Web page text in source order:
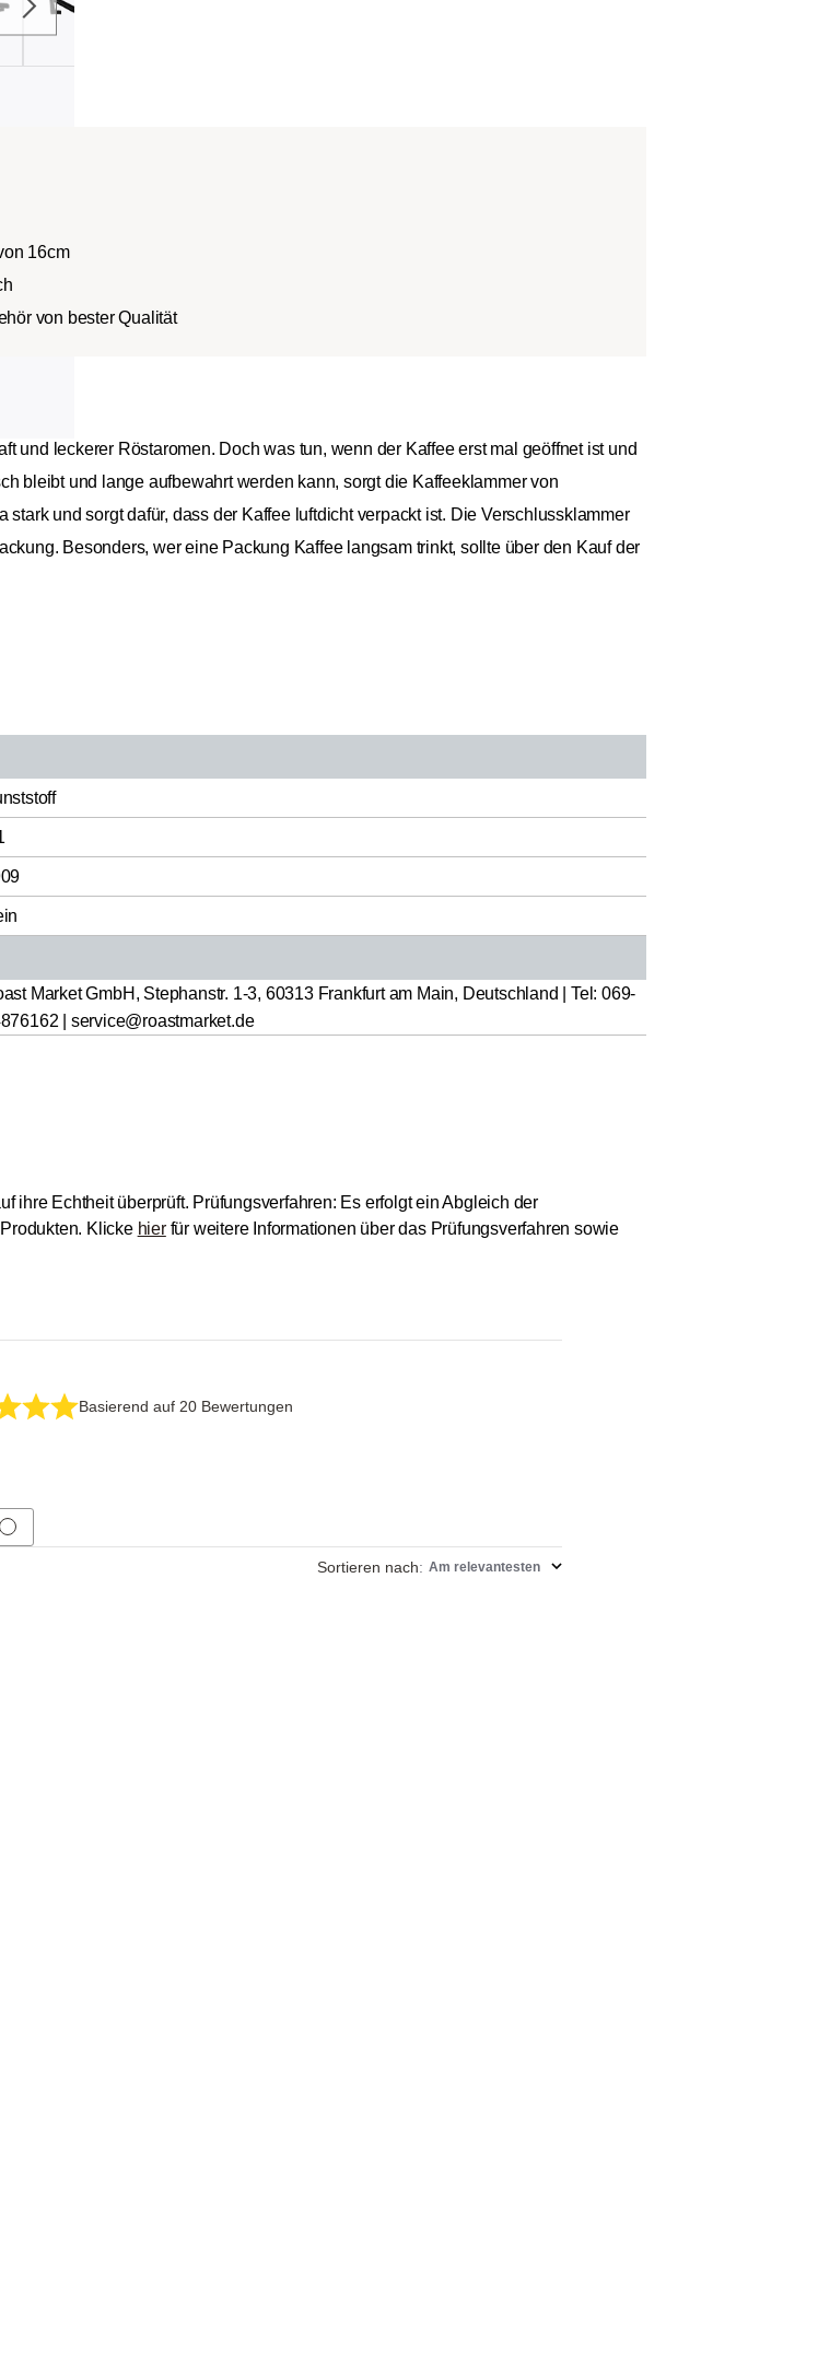
16cm
von bester Qualität
und leckerer Röstaromen. Doch was tun, wenn der Kaffee erst mal geöffnet ist und
bleibt und lange aufbewahrt werden kann, sorgt die Kaffeeklammer von
und sorgt dafür, dass der Kaffee luftdicht verpackt ist. Die Verschlussklammer
Besonders, wer eine Packung Kaffee langsam trinkt, sollte über den Kauf der
Market GmbH, Stephanstr. 1-3, 60313 Frankfurt am Main, Deutschland | Tel: 069-
| service@roastmarket.de
ihre Echtheit überprüft. Prüfungsverfahren: Es erfolgt ein Abgleich der
Klicke hierfür weitere Informationen über das Prüfungsverfahren sowie
Basierend auf 20 Bewertungen
Sortieren nach: Am relevantesten